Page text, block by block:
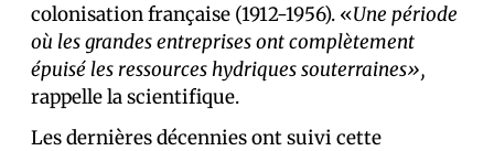
colonisation française (1912-1956). «Une période
où les grandes entreprises ont complètement
épuisé les ressources hydriques souterraines»,
rappelle la scientifique.
Les dernières décennies ont suivi cette